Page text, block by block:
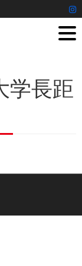
学長距